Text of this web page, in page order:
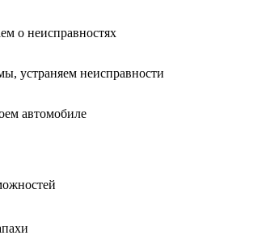
о неисправностях
устраняем неисправности
автомобиле